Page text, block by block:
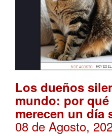
Los dueños
mundo: por
merecen un día
08 de Agosto,